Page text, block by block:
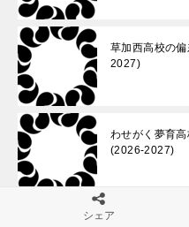
草加西高校の
2027)
わせがく夢育
(2026-2027)
武蔵野星城高
シェア